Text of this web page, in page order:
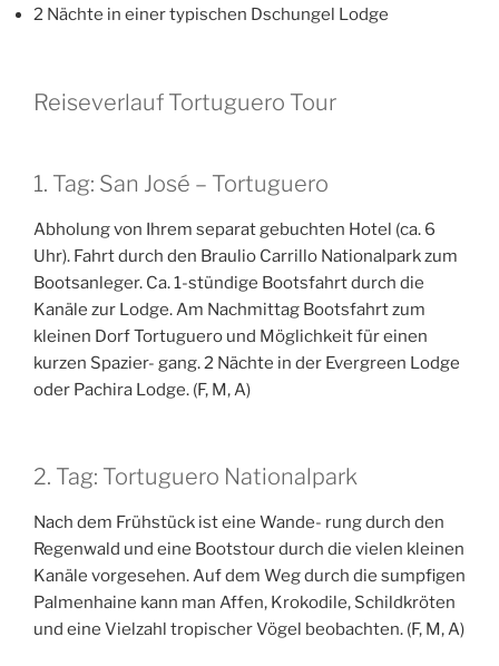
2 Nächte in einer typischen Dschungel Lodge
Reiseverlauf Tortuguero Tour
1. Tag: San José – Tortuguero
Abholung von Ihrem separat gebuchten Hotel (ca. 6
Uhr). Fahrt durch den Braulio Carrillo Nationalpark zum
Bootsanleger. Ca. 1-stündige Bootsfahrt durch die
Kanäle zur Lodge. Am Nachmittag Bootsfahrt zum
kleinen Dorf Tortuguero und Möglichkeit für einen
kurzen Spazier- gang. 2 Nächte in der Evergreen Lodge
oder Pachira Lodge. (F, M, A)
2. Tag: Tortuguero Nationalpark
Nach dem Frühstück ist eine Wande- rung durch den
Regenwald und eine Bootstour durch die vielen kleinen
Kanäle vorgesehen. Auf dem Weg durch die sumpfigen
Palmenhaine kann man Affen, Krokodile, Schildkröten
und eine Vielzahl tropischer Vögel beobachten. (F, M, A)